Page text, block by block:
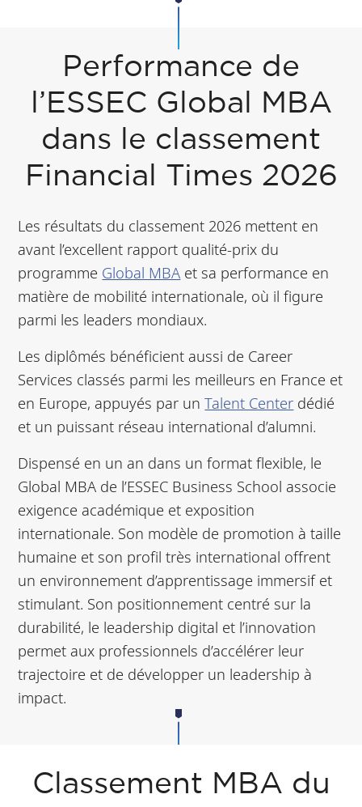
Performance de
l’ESSEC Global MBA
dans le classement
Financial Times 2026
Les résultats du classement 2026 mettent en
avant l’excellent rapport qualité-prix du
programme Global MBA et sa performance en
matière de mobilité internationale, où il figure
parmi les leaders mondiaux.
Les diplômés bénéficient aussi de Career
Services classés parmi les meilleurs en France et
en Europe, appuyés par unTalent Center dédié
et un puissant réseau international d’alumni.
Dispensé en un an dans un format flexible, le
Global MBA de l’ESSEC Business School associe
exigence académique et exposition
internationale. Son modèle de promotion à taille
humaine et son profil très international offrent
un environnement d’apprentissage immersif et
stimulant. Son positionnement centré sur la
durabilité, le leadership digital et l’innovation
permet aux professionnels d’accélérer leur
trajectoire et de développer un leadership à
impact.
Classement MBA du